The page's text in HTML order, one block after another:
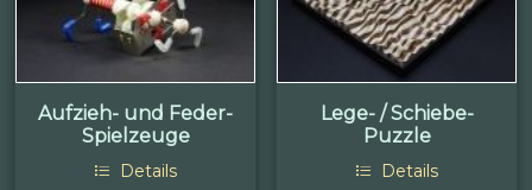
Aufzieh- und Feder-
Spielzeuge
Details
Lege- / Schiebe-
Puzzle
Details